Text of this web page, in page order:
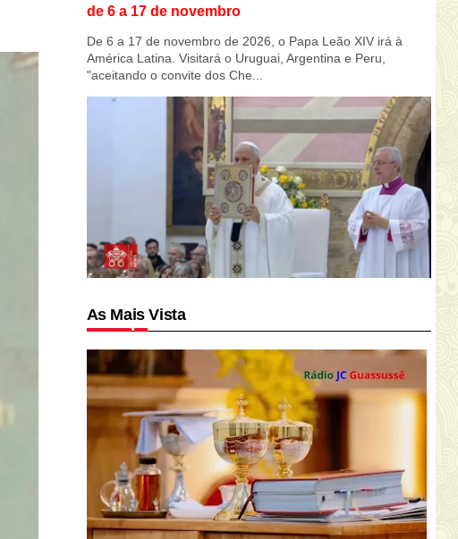
de 6 a 17 de novembro
De 6 a 17 de novembro de 2026, o Papa Leão XIV irá à
América Latina. Visitará o Uruguai, Argentina e Peru,
"aceitando o convite dos Che...
As Mais Vista